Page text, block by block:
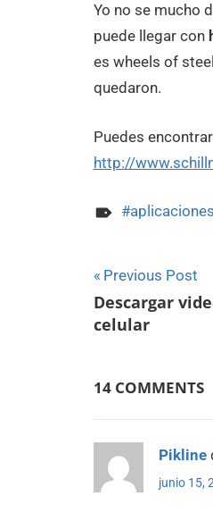
Yo no se mucho
puede llegar con
es wheels of
quedaron.
Puedes
http://
Navegación
de
Previous Post
Descargar
celular
14 COMMENTS
Pikline
junio 15,